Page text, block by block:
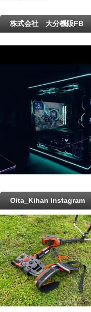
株式会社 大分機販FB
Oita_Kihan Instagram